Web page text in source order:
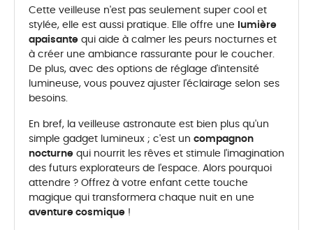
Cette veilleuse n'est pas seulement super cool et
stylée, elle est aussi pratique. Elle offre une
lumière
apaisante qui aide à calmer les peurs nocturnes et
à créer une ambiance rassurante pour le coucher.
De plus, avec des options de réglage d'intensité
lumineuse, vous pouvez ajuster l'éclairage selon ses
besoins.
En bref, la veilleuse astronaute est bien plus qu'un
simple gadget lumineux ; c'est un compagnon
nocturne qui nourrit les rêves et stimule l'imagination
des futurs explorateurs de l'espace. Alors pourquoi
attendre ? Offrez à votre enfant cette touche
magique qui transformera chaque nuit en une
aventure cosmique !